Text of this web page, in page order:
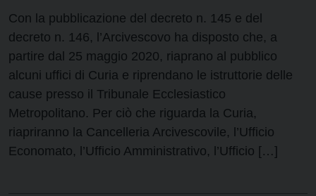
Con la pubblicazione del decreto n. 145 e del
decreto n. 146, l’Arcivescovo ha disposto che, a
partire dal 25 maggio 2020, riaprano al pubblico
alcuni uffici di Curia e riprendano le istruttorie delle
cause presso il Tribunale Ecclesiastico
Metropolitano. Per ciò che riguarda la Curia,
riapriranno la Cancelleria Arcivescovile, l’Ufficio
Economato, l’Ufficio Amministrativo, l’Ufficio […]